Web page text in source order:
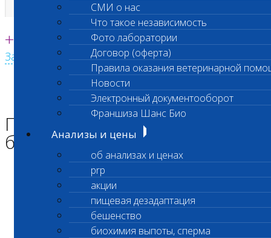
Единая круглосуточная справочная
+7 495 260 0 260
Заказать звонок с сайта
СМИ о нас
Что такое независимость
Фото лаборатории
Договор (оферта)
Правила оказания ветеринарной
Новости
Электронный документооборот
Франшиза Шанс Био
Анализы и цены
об анализах и ценах
prp
акции
пищевая дезадаптация
бешенство
биохимия выпоты, сперма
Главная страница
Приостановка срочных биохимических исследований
Приостановка срочных
биохимических исследований
Уважаемые клиенты лаборатории!
18 января